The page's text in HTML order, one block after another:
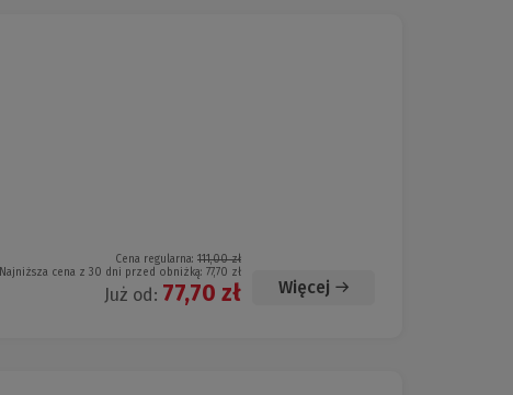
Cena regularna: 111,00 zł
Najniższa cena z 30 dni przed obniżką: 77,70 zł
Już od: 77,70 zł Więcej